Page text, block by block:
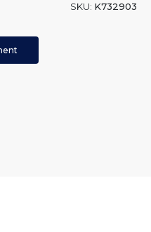
SKU: K732903